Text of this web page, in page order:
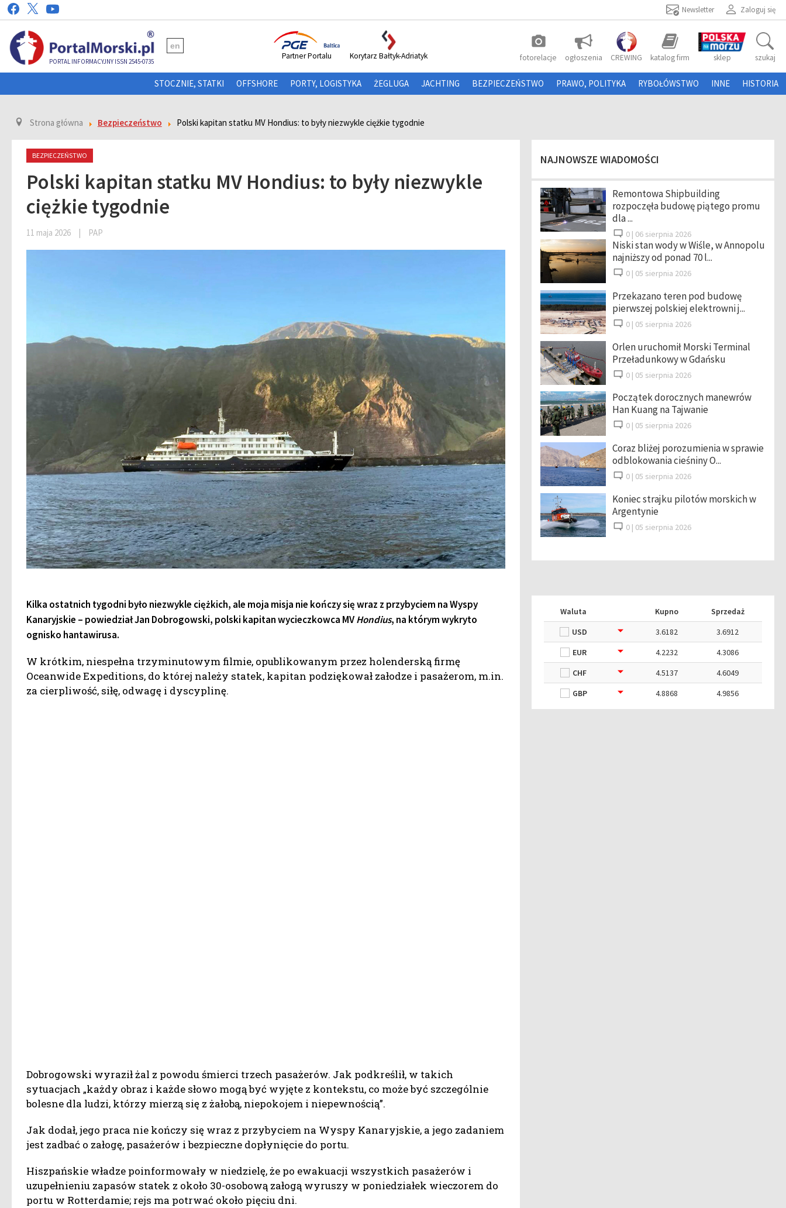
Zaloguj się
Newsletter
PORTAL INFORMACYJNY ISSN 2545-0735
en photo_camera
fotorelacje ogłoszenia CREWING katalog firm sklep szukaj
Partner Portalu Korytarz Bałtyk-Adriatyk
STOCZNIE, STATKI OFFSHORE PORTY, LOGISTYKA ŻEGLUGA JACHTING BEZPIECZEŃSTWO PRAWO, POLITYKA RYBOŁÓWSTWO INNE HISTORIA
Strona główna Bezpieczeństwo Polski kapitan statku MV Hondius: to były niezwykle ciężkie tygodnie
BEZPIECZEŃSTWO
Polski kapitan statku MV Hondius: to były niezwykle
ciężkie tygodnie
11 maja 2026 | PAP
Kilka ostatnich tygodni było niezwykle ciężkich, ale moja misja nie kończy się wraz z przybyciem na Wyspy
Kanaryjskie – powiedział Jan Dobrogowski, polski kapitan wycieczkowca MVHondius, na którym wykryto
ognisko hantawirusa.
W krótkim, niespełna trzyminutowym filmie, opublikowanym przez holenderską firmę
Oceanwide Expeditions, do której należy statek, kapitan podziękował załodze i pasażerom, m.in.
za cierpliwość, siłę, odwagę i dyscyplinę.
Dobrogowski wyraził żal z powodu śmierci trzech pasażerów. Jak podkreślił, w takich
sytuacjach „każdy obraz i każde słowo mogą być wyjęte z kontekstu, co może być szczególnie
bolesne dla ludzi, którzy mierzą się z żałobą, niepokojem i niepewnością”.
Jak dodał, jego praca nie kończy się wraz z przybyciem na Wyspy Kanaryjskie, a jego zadaniem
jest zadbać o załogę, pasażerów i bezpieczne dopłynięcie do portu.
Hiszpańskie władze poinformowały w niedzielę, że po ewakuacji wszystkich pasażerów i
uzupełnieniu zapasów statek z około 30-osobową załogą wyruszy w poniedziałek wieczorem do
portu w Rotterdamie; rejs ma potrwać około pięciu dni.
NAJNOWSZE WIADOMOŚCI
Remontowa Shipbuilding
rozpoczęła budowę piątego promu
dla ...
0 | 06 sierpnia 2026
Niski stan wody w Wiśle, w Annopolu
najniższy od ponad 70 l...
0 | 05 sierpnia 2026
Przekazano teren pod budowę
pierwszej polskiej elektrowni j...
0 | 05 sierpnia 2026
Orlen uruchomił Morski Terminal
Przeładunkowy w Gdańsku
0 | 05 sierpnia 2026
Początek dorocznych manewrów
Han Kuang na Tajwanie
0 | 05 sierpnia 2026
Coraz bliżej porozumienia w sprawie
odblokowania cieśniny O...
0 | 05 sierpnia 2026
Koniec strajku pilotów morskich w
Argentynie
0 | 05 sierpnia 2026
Waluta Kupno
Sprzedaż
USD
3.6182
3.6912
EUR
4.2232
4.3086
CHF
4.5137
4.6049
GBP
4.8868 4.9856